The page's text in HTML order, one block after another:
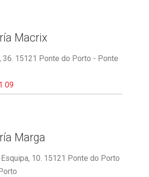
Macrix
36. 15121 Ponte do Porto - Ponte
09
Marga
10. 15121 Ponte do Porto